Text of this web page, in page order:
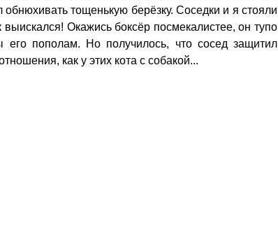
тощенькую берёзку. Соседки и я стояли
Окажись боксёр посмекалистее, он тупо
пополам. Но получилось, что сосед защитил
как у этих кота с собакой...